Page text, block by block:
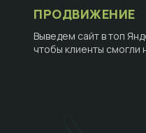
ПРОДВИЖЕНИЕ
Выведем сайт в топ
чтобы клиенты смогли